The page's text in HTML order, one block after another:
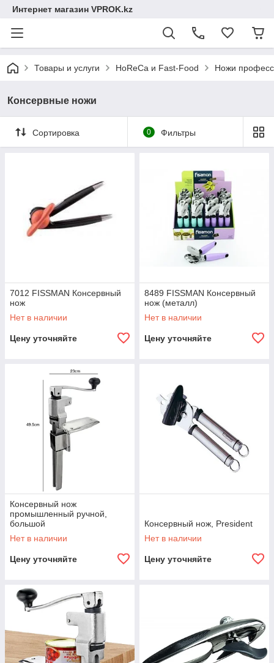
Интернет магазин VPROK.kz
Товары и услуги HoReCa и Fast-Food Ножи
Консервные ножи
Сортировка 0 Фильтры
7012 FISSMAN Консервный
нож
Нет в наличии
Цену уточняйте
8489 FISSMAN Консервный
нож (металл)
Нет в наличии
Цену уточняйте
Консервный нож
промышленный ручной,
большой
Нет в наличии
Цену уточняйте
Консервный нож, President
Нет в наличии
Цену уточняйте